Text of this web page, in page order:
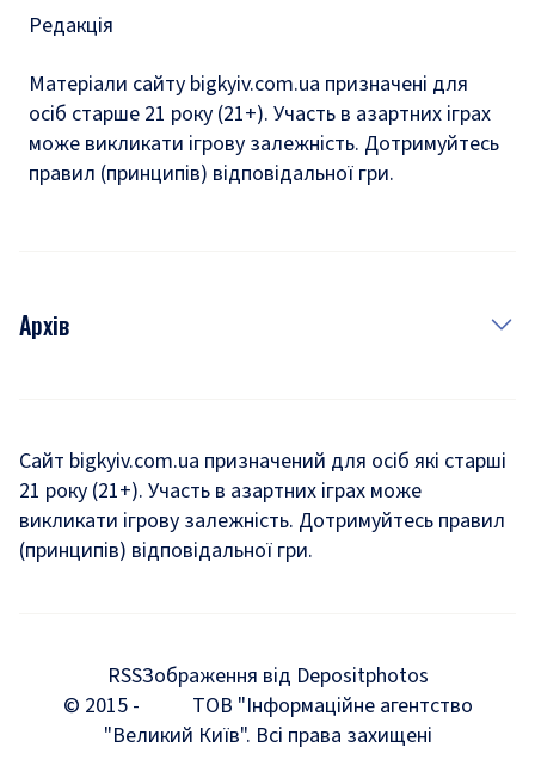
Редакція
Матеріали сайту bigkyiv.com.ua призначені для
осіб старше 21 року (21+). Участь в азартних іграх
може викликати ігрову залежність. Дотримуйтесь
правил (принципів) відповідальної гри.
Архів
Комуналка
Хроніки війни
Мегаполіс
Київщина
Сайт bigkyiv.com.ua призначений для осіб які старші
21 року (21+). Участь в азартних іграх може
викликати ігрову залежність. Дотримуйтесь правил
(принципів) відповідальної гри.
RSSЗображення від Depositphotos
© 2015 -
ТОВ "Інформаційне агентство
"Великий Київ". Всі права захищені